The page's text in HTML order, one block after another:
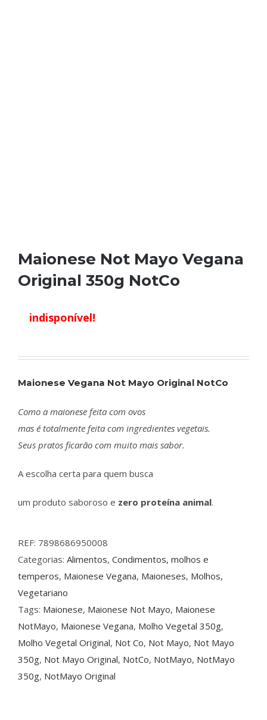
Maionese Not Mayo Vegana
Original 350g NotCo
indisponível!
Maionese Vegana Not Mayo Original NotCo
Como a maionese feita com ovos
mas é totalmente feita com ingredientes vegetais.
Seus pratos ficarão com muito mais sabor.
A escolha certa para quem busca
um produto saboroso e zero proteína animal.
REF: 7898686950008
Categorias: Alimentos, Condimentos, molhos e
temperos, Maionese Vegana, Maioneses, Molhos,
Vegetariano
Tags: Maionese, Maionese Not Mayo, Maionese
NotMayo, Maionese Vegana, Molho Vegetal 350g,
Molho Vegetal Original, Not Co, Not Mayo, Not Mayo
350g, Not Mayo Original, NotCo, NotMayo, NotMayo
350g, NotMayo Original